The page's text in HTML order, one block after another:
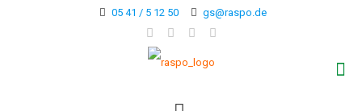
05 41 / 5 12 50 gs@raspo.de